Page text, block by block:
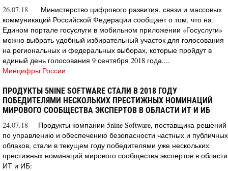
26.07.18
Министерство цифрового развития, связи и массовых
коммуникаций Российской Федерации сообщает о том, что на
Едином портале госуслуги в мобильном приложении «Госуслуги»
можно выбрать удобный избирательный участок для голосования
на региональных и федеральных выборах, которые пройдут в
единый день голосования 9 сентября 2018 года....
Минцифры России
ПРОДУКТЫ 5NINE SOFTWARE СТАЛИ В 2018 ГОДУ
ПОБЕДИТЕЛЯМИ НЕСКОЛЬКИХ ПРЕСТИЖНЫХ НОМИНАЦИЙ
МИРОВОГО СООБЩЕСТВА ЭКСПЕРТОВ В ОБЛАСТИ ИТ И ИБ
24.07.18
Продукты компании 5nine Software, поставщика решений
по управлению и обеспечению безопасности частных и публичных
облаков, стали в текущем году победителями уже нескольких
престижных номинаций мирового сообщества экспертов в области
ИТ и ИБ: